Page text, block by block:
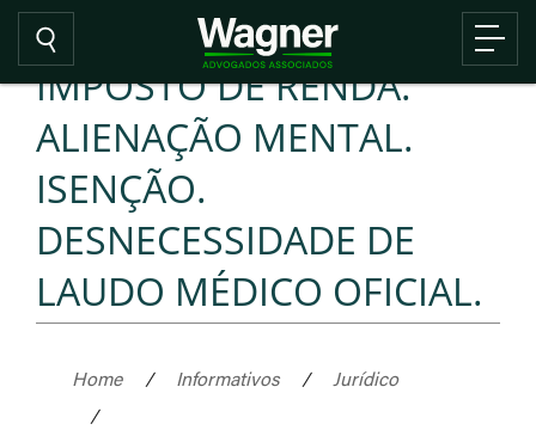
IMPOSTO DE RENDA.
ALIENAÇÃO MENTAL.
ISENÇÃO.
DESNECESSIDADE DE
LAUDO MÉDICO OFICIAL.
Home / Informativos /
Jurídico
/